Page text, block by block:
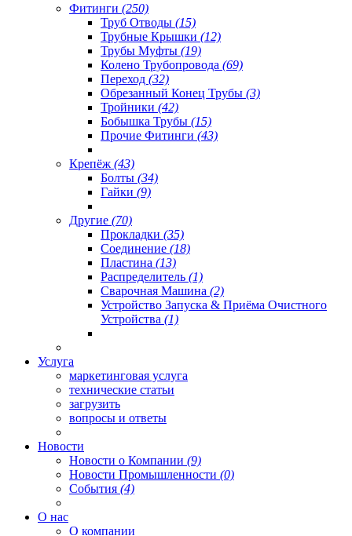
Фитинги (250)
Труб Отводы (15)
Трубные Крышки (12)
Трубы Муфты (19)
Колено Трубопровода (69)
Переход (32)
Обрезанный Конец Трубы (3)
Тройники (42)
Бобышка Трубы (15)
Прочие Фитинги (43)
Крепёж (43)
Болты (34)
Гайки (9)
Другие (70)
Прокладки (35)
Соединение (18)
Пластина (13)
Распределитель (1)
Сварочная Машина (2)
Устройство Запуска & Приёма Очистного
Устройства (1)
Услуга
маркетинговая услуга
технические статьи
загрузить
вопросы и ответы
Новости
Новости о Компании (9)
Новости Промышленности (0)
События (4)
О нас
О компании